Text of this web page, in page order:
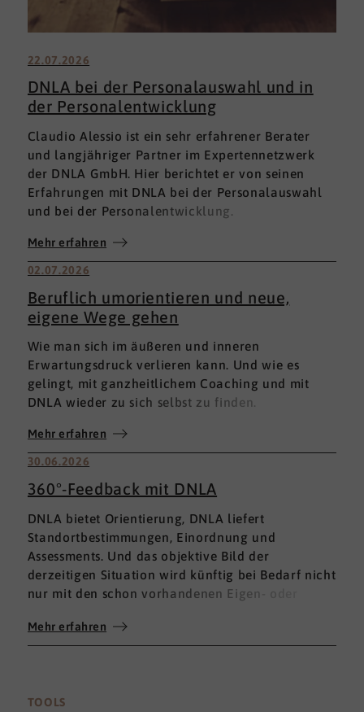
22.07.2026
DNLA bei der Personalauswahl und in
der Personalentwicklung
Claudio Alessio ist ein sehr erfahrener Berater
und langjähriger Partner im Expertennetzwerk
der DNLA GmbH. Hier berichtet er von seinen
Erfahrungen mit DNLA bei der Personalauswahl
und bei der Personalentwicklung.
Mehr erfahren
02.07.2026
Beruflich umorientieren und neue,
eigene Wege gehen
Wie man sich im äußeren und inneren
Erwartungsdruck verlieren kann. Und wie es
gelingt, mit ganzheitlichem Coaching und mit
DNLA wieder zu sich selbst zu finden.
Mehr erfahren
30.06.2026
360°-Feedback mit DNLA
DNLA bietet Orientierung, DNLA liefert
Standortbestimmungen, Einordnung und
Assessments. Und das objektive Bild der
derzeitigen Situation wird künftig bei Bedarf nicht
nur mit den schon vorhandenen Eigen- oder
umfassenden 360°-Feedback.
Mehr erfahren
TOOLS